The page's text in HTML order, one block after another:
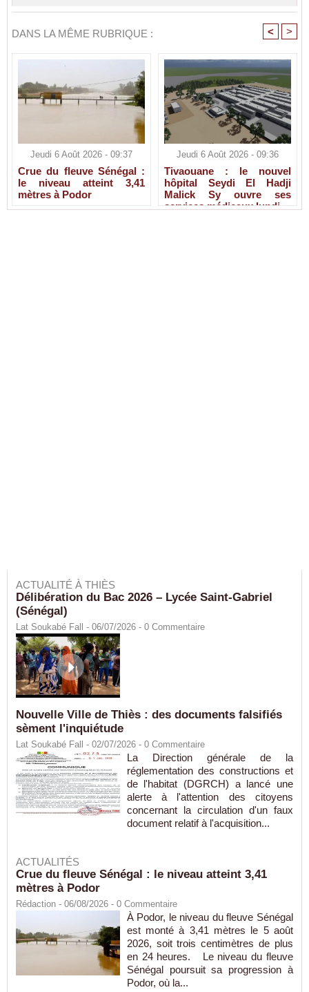
DANS LA MÊME RUBRIQUE : < >
Jeudi 6 Août 2026 - 09:37
Crue du fleuve Sénégal :
le niveau atteint 3,41
mètres à Podor
Jeudi 6 Août 2026 - 09:36
Tivaouane : le nouvel
hôpital Seydi El Hadji
Malick Sy ouvre ses
services médicaux lundi
ACTUALITÉ À THIÈS
Délibération du Bac 2026 – Lycée Saint-Gabriel
(Sénégal)
Lat Soukabé Fall - 06/07/2026 - 0 Commentaire
Nouvelle Ville de Thiès : des documents falsifiés
sèment l'inquiétude
Lat Soukabé Fall - 02/07/2026 - 0 Commentaire
La Direction générale de la
réglementation des constructions et
de l'habitat (DGRCH) a lancé une
alerte à l'attention des citoyens
concernant la circulation d'un faux
document relatif à l'acquisition...
ACTUALITÉS
Crue du fleuve Sénégal : le niveau atteint 3,41
mètres à Podor
Rédaction - 06/08/2026 - 0 Commentaire
À Podor, le niveau du fleuve Sénégal
est monté à 3,41 mètres le 5 août
2026, soit trois centimètres de plus
en 24 heures. Le niveau du fleuve
Sénégal poursuit sa progression à
Podor, où la...